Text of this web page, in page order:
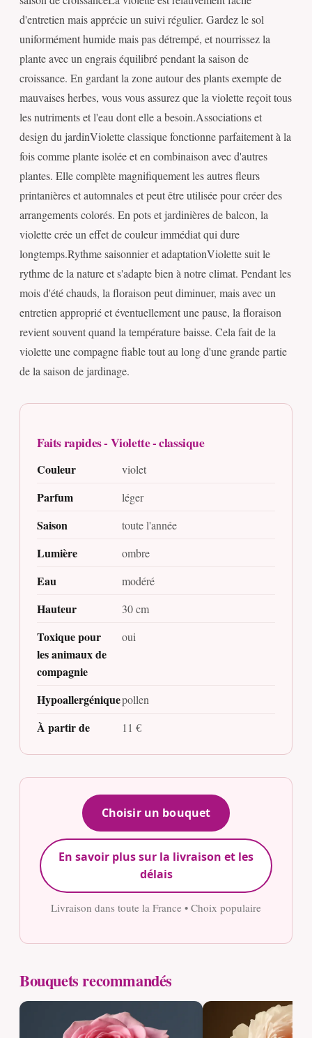
d'entretien mais apprécie un suivi régulier. Gardez le sol
uniformément humide mais pas détrempé, et nourrissez la
plante avec un engrais équilibré pendant la saison de
croissance. En gardant la zone autour des plants exempte de
mauvaises herbes, vous vous assurez que la violette reçoit tous
les nutriments et l'eau dont elle a besoin.Associations et
design du jardinViolette classique fonctionne parfaitement à la
fois comme plante isolée et en combinaison avec d'autres
plantes. Elle complète magnifiquement les autres fleurs
printanières et automnales et peut être utilisée pour créer des
arrangements colorés. En pots et jardinières de balcon, la
violette crée un effet de couleur immédiat qui dure
longtemps.Rythme saisonnier et adaptationViolette suit le
rythme de la nature et s'adapte bien à notre climat. Pendant les
mois d'été chauds, la floraison peut diminuer, mais avec un
entretien approprié et éventuellement une pause, la floraison
revient souvent quand la température baisse. Cela fait de la
violette une compagne fiable tout au long d'une grande partie
de la saison de jardinage.
Faits rapides - Violette - classique
Couleur violet
Parfum léger
Saison toute l'année
Lumière ombre
Eau modéré
Hauteur 30 cm
Toxique pour
les animaux de
compagnie
oui
Hypoallergéniquepollen
À partir de 11 €
Choisir un bouquet
En savoir plus sur la livraison et les
délais
Livraison dans toute la France • Choix populaire
Bouquets recommandés